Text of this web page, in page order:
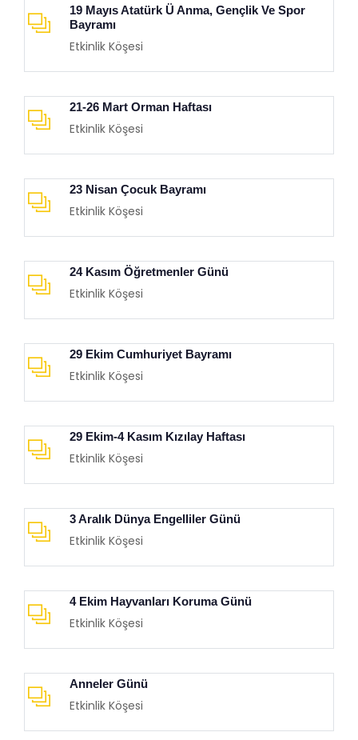
19 Mayıs Atatürk Ü Anma, Gençlik Ve Spor
Bayramı
Etkinlik Köşesi
21-26 Mart Orman Haftası
Etkinlik Köşesi
23 Nisan Çocuk Bayramı
Etkinlik Köşesi
24 Kasım Öğretmenler Günü
Etkinlik Köşesi
29 Ekim Cumhuriyet Bayramı
Etkinlik Köşesi
29 Ekim-4 Kasım Kızılay Haftası
Etkinlik Köşesi
3 Aralık Dünya Engelliler Günü
Etkinlik Köşesi
4 Ekim Hayvanları Koruma Günü
Etkinlik Köşesi
Anneler Günü
Etkinlik Köşesi